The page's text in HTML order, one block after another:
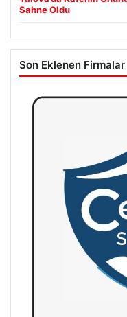
Sahne Oldu
Son Eklenen Firmalar